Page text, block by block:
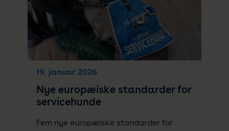
19. januar 2026
Nye europæiske standarder for
servicehunde
Fem nye europæiske standarder for